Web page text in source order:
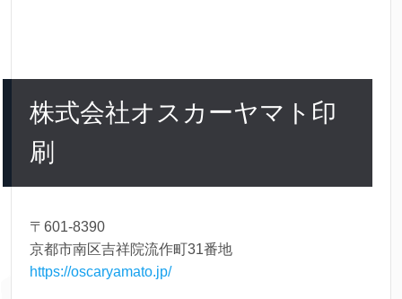
株式会社オスカーヤマト印
刷
〒601-8390
京都市南区吉祥院流作町31番地
https://oscaryamato.jp/